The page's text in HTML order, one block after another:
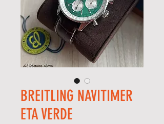
BREITLING NAVITIMER
ETA VERDE